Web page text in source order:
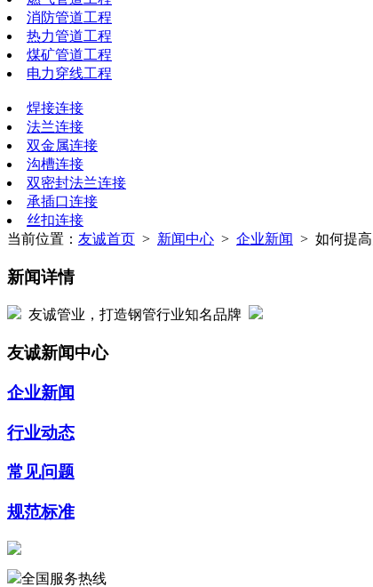
消防管道工程
热力管道工程
煤矿管道工程
电力穿线工程
焊接连接
法兰连接
双金属连接
沟槽连接
双密封法兰连接
承插口连接
丝扣连接
当前位置： 友诚首页 > 新闻中心 > 企业新闻 > 如何提
新闻详情
友诚管业，打造钢管行业知名品牌
友诚新闻中心
企业新闻
行业动态
常见问题
规范标准
全国服务热线